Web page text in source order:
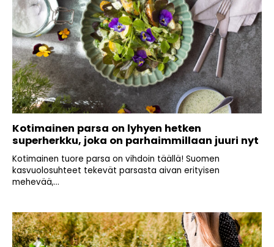
Kotimainen parsa on lyhyen hetken
superherkku, joka on parhaimmillaan juuri nyt
Kotimainen tuore parsa on vihdoin täällä! Suomen
kasvuolosuhteet tekevät parsasta aivan erityisen
mehevää,...